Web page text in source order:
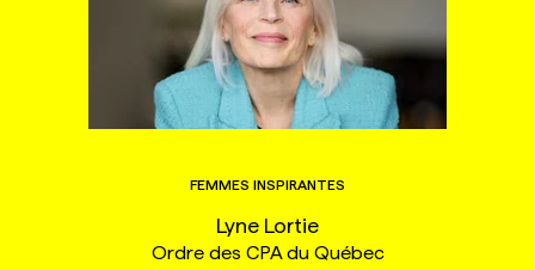
FEMMES INSPIRANTES
Lyne Lortie
Ordre des CPA du Québec